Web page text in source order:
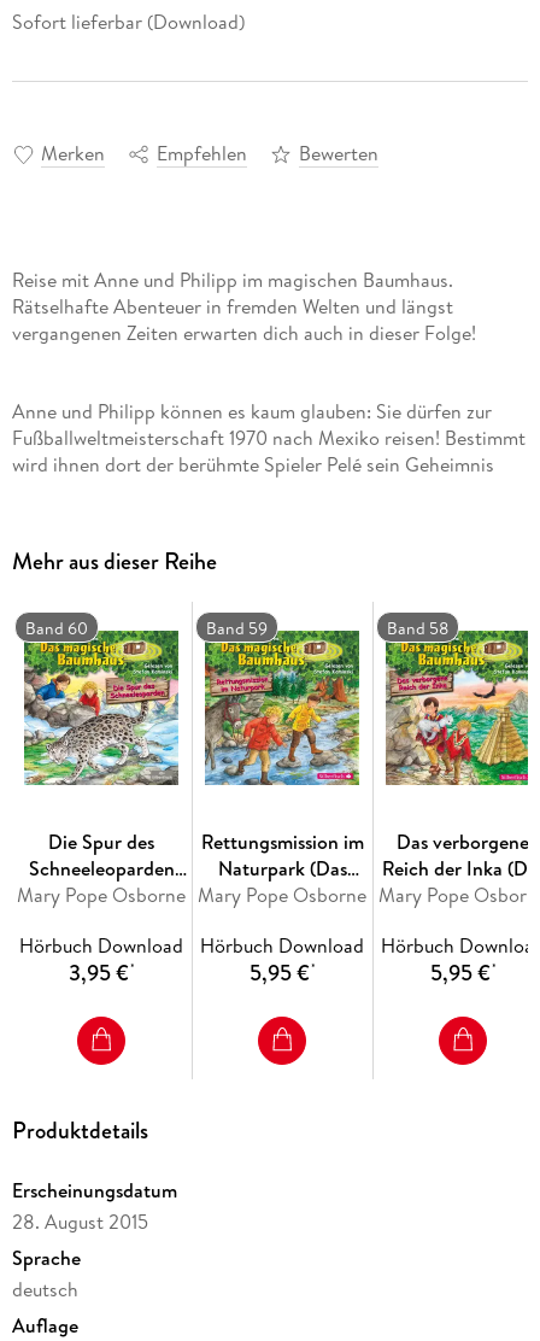
Sofort lieferbar (Download)
Merken Empfehlen Bewerten
Reise mit Anne und Philipp im magischen Baumhaus.
Rätselhafte Abenteuer in fremden Welten und längst
vergangenen Zeiten erwarten dich auch in dieser Folge!
Anne und Philipp können es kaum glauben: Sie dürfen zur
Fußballweltmeisterschaft 1970 nach Mexiko reisen! Bestimmt
wird ihnen dort der berühmte Spieler Pelé sein Geheimnis
scheitern, doch dann entdecken Anne und Philipp das
Geheimnis wahrer Größe dort, wo sie es am wenigsten
erwarten
Mehr aus dieser Reihe
Band 60
Die Spur des
Schneeleoparden
(Das magische
Mary Pope Osborne
Hörbuch Download
3,95 €*
Band 59
Rettungsmission im
Naturpark (Das
magische Baumhaus
Mary Pope Osborne
Hörbuch Download
5,95 €*
Band 58
Das verborgene
Reich der Inka
magische
Mary Pope
Hörbuch
5,95 €*
Produktdetails
Erscheinungsdatum
28. August 2015
Sprache
deutsch
Auflage